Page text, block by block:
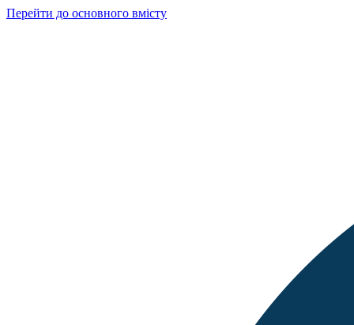
Перейти до основного вмісту